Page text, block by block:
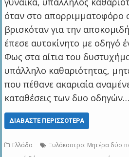
όταν στο απορριμματοφόρο
βρισκόταν για την
έπεσε αυτοκίνητο με οδηγό
Φως στα αίτια του
υπάλληλο καθαριότητας,
που πέθανε ακαριαία
καταθέσεις των δυο οδηγών…
ΔΙΑΒΆΣΤΕ ΠΕΡΙΣΣΌΤΕΡΑ
Ελλάδα
Ξυλόκαστρο: Μητέρα δύο